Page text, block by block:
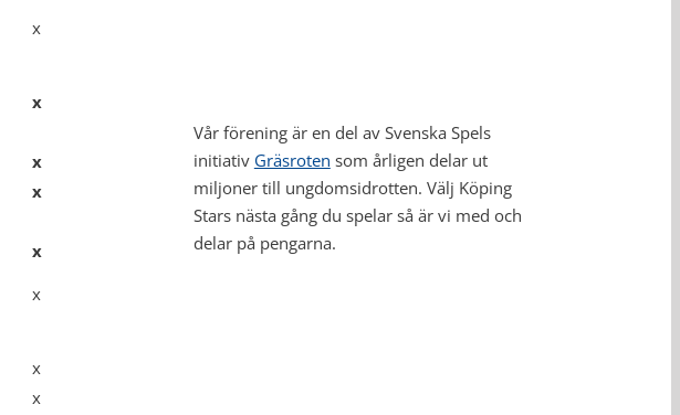
x
x
x
x
x
x
x
x
Vår förening är en del av Svenska Spels
initiativ Gräsroten som årligen delar ut
miljoner till ungdomsidrotten. Välj Köping
Stars nästa gång du spelar så är vi med och
delar på pengarna.